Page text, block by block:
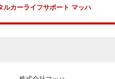
ルカーライフサポート マッハ